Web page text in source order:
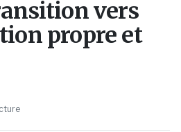
vers
propre et